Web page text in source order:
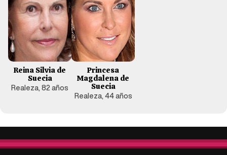
Reina Silvia de
Suecia
Realeza, 82 años
Princesa
Magdalena de
Suecia
Realeza, 44 años